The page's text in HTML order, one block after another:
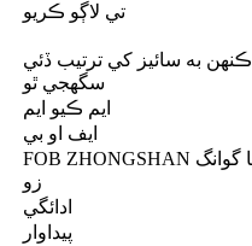
تي لاڳو ڪريو
ڪنهن به سائيز کي ترتيب ڏئي
سگهجي ٿو
ايم ڪيو ايم
ايف او بي
FOB ZHONGSHAN يا گوانگ
زو
ادائگي
پيداوار